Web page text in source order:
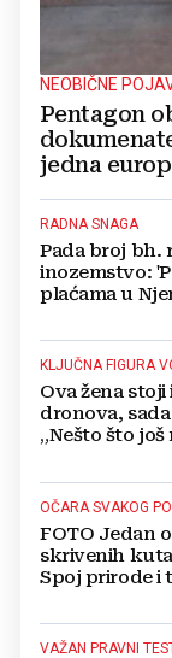
NEOBIČNE
Pentagon
jedna
RADNA SNAGA
Pada broj bh.
inozemstvo:
plaćama u
KLJUČNA FIGURA
Ova žena
dronova,
„Nešto što
OČARA SVAKOG
FOTO Jedan
skrivenih
Spoj prirode i
destinacijom
VAŽAN PRAVNI